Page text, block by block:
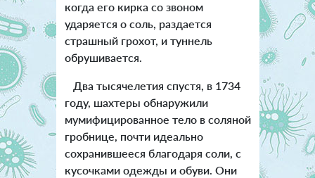
когда его кирка со звоном
ударяется о соль, раздается
страшный грохот, и туннель
обрушивается.
Два тысячелетия спустя, в 1734
году, шахтеры обнаружили
мумифицированное тело в соляной
гробнице, почти идеально
сохранившееся благодаря соли, с
кусочками одежды и обуви. Они